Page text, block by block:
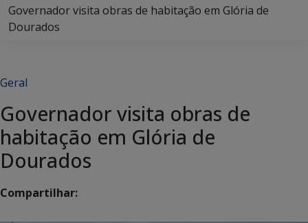
Governador visita obras de habitação em Glória de
Dourados
Geral
Governador visita obras de
habitação em Glória de
Dourados
Compartilhar: